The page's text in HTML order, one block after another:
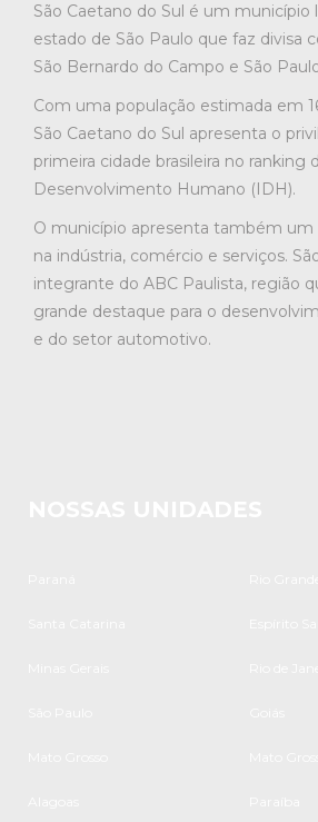
São Caetano do Sul é um município
estado de São Paulo que faz divisa
São Bernardo do Campo e São
Com uma população estimada em
São Caetano do Sul apresenta o
primeira cidade brasileira no ranking
Desenvolvimento Humano (IDH).
O município apresenta também um
na indústria, comércio e serviços.
integrante do ABC Paulista, região
grande destaque para o
e do setor automotivo.